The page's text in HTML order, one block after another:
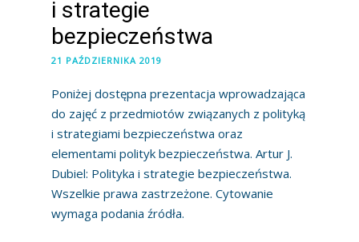
i strategie
bezpieczeństwa
21 PAŹDZIERNIKA 2019
Poniżej dostępna prezentacja wprowadzająca
do zajęć z przedmiotów związanych z polityką
i strategiami bezpieczeństwa oraz
elementami polityk bezpieczeństwa. Artur J.
Dubiel: Polityka i strategie bezpieczeństwa.
Wszelkie prawa zastrzeżone. Cytowanie
wymaga podania źródła.